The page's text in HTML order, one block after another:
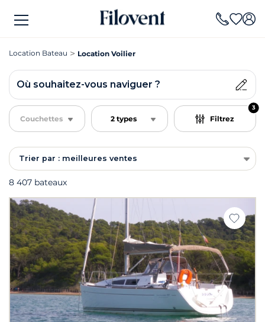
Location Bateau Location Voilier
Où souhaitez-vous naviguer ?
Couchettes 2 types Filtrez
3
Trier par : meilleures ventes
8 407 bateaux